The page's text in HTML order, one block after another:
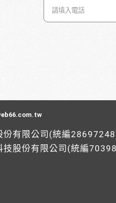
份有限公司(統編
技股份有限公司(統編